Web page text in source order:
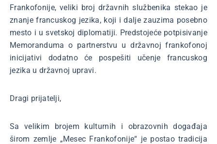
Frankofonije, veliki broj državnih službenika stekao je
znanje francuskog jezika, koji i dalje zauzima posebno
mesto i u svetskoj diplomatiji. Predstojeće potpisivanje
Memoranduma o partnerstvu u državnoj frankofonoj
inicijativi dodatno će pospešiti učenje francuskog
jezika u državnoj upravi.
Dragi prijatelji,
Sa velikim brojem kulturnih i obrazovnih događaja
širom zemlje „Mesec Frankofonije“ je postao tradicija